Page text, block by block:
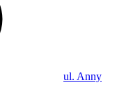
ul. Anny